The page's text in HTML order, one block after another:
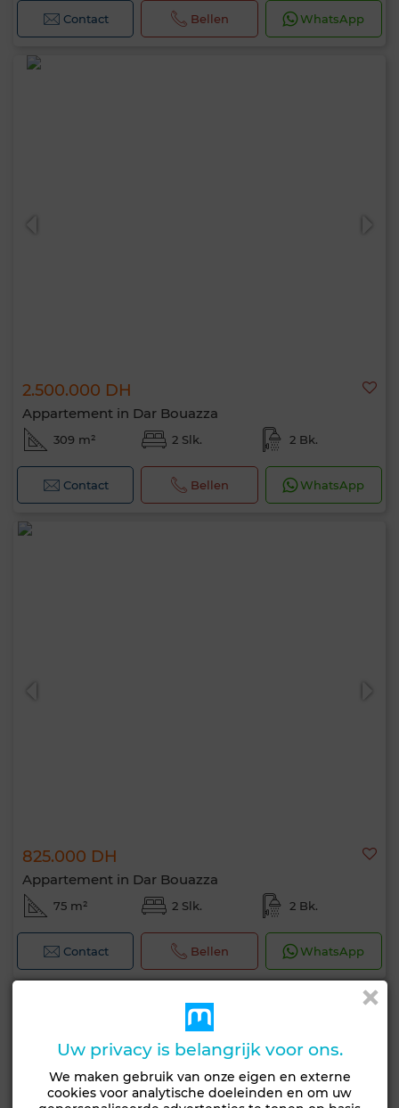
Contact Bellen WhatsApp
2.500.000 DH
Appartement in Dar Bouazza
309 m² 2 Slk. 2 Bk.
Contact Bellen WhatsApp
825.000 DH
Appartement in Dar Bouazza
75 m² 2 Slk. 2 Bk.
Contact Bellen WhatsApp
Uw privacy is belangrijk voor ons.
We maken gebruik van onze eigen en externe
cookies voor analytische doeleinden en om uw